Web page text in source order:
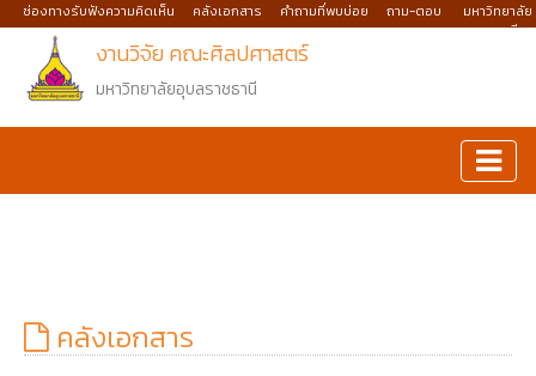
ช่องทางรับฟังความคิดเห็น คลังเอกสาร คำถามที่พบบ่อย ถาม-ตอบ
มหาวิทยาลัย
อุบลราชธานี
งานวิจัย คณะศิลปศาสตร์
มหาวิทยาลัยอุบลราชธานี
คลังเอกสาร